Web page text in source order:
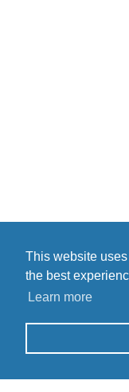
This website
the best
Learn more